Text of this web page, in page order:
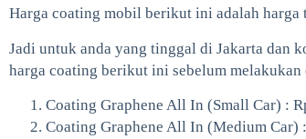
Harga coating mobil berikut ini adalah
Jadi untuk anda yang tinggal di Jakarta dan
harga coating berikut ini sebelum melakukan
Coating Graphene All In (Small Car) :
Coating Graphene All In (Medium Car)